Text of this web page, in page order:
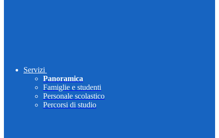
Servizi
Panoramica
Famiglie e studenti
Personale scolastico
Percorsi di studio